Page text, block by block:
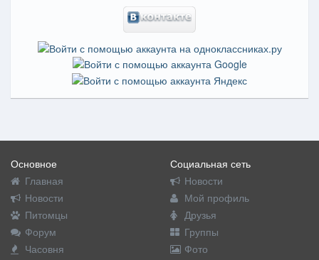
Основное
Главная
Новости
Питомцы
Форум
Часовня
Социальная сеть
Новости
Мой профиль
Друзья
Группы
Фото